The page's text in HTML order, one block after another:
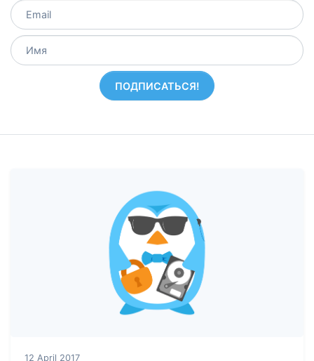
ПОДПИСАТЬСЯ!
12 April 2017